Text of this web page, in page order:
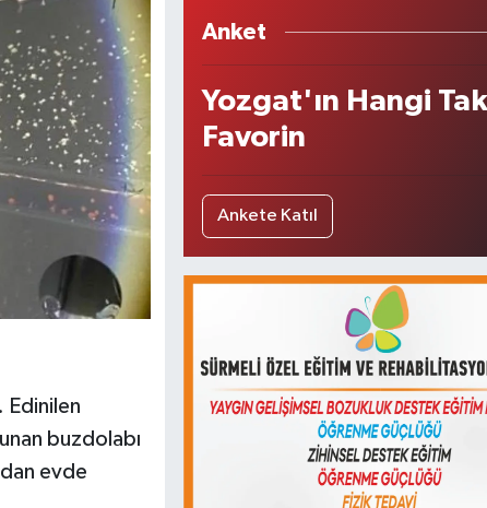
Edinilen
buzdolabı
evde
Anket
Yozgat'ın Hangi
Favorin
Ankete Katıl